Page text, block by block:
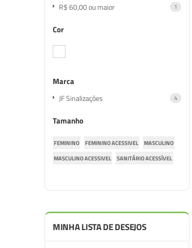
R$ 60,00ou maior 1item
Cor
Marca
JF Sinalizações 4item
Tamanho
FEMININO FEMININO ACESSIVEL
MASCULINO
MASCULINO ACESSIVEL
SANITÁRIO ACESSÍVEL
MINHA LISTA DE DESEJOS